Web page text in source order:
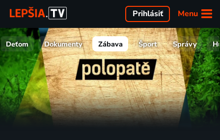
Menu
Prihlásiť
Deťom Dokumenty Zábava Šport Správy